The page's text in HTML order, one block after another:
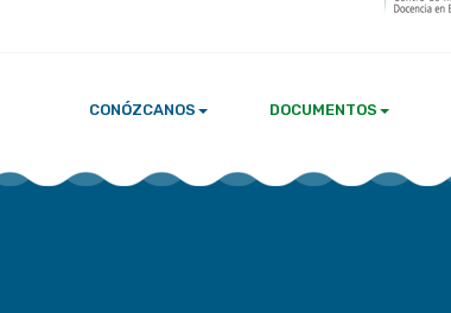
CONÓZCANOS DOCUMENTOS